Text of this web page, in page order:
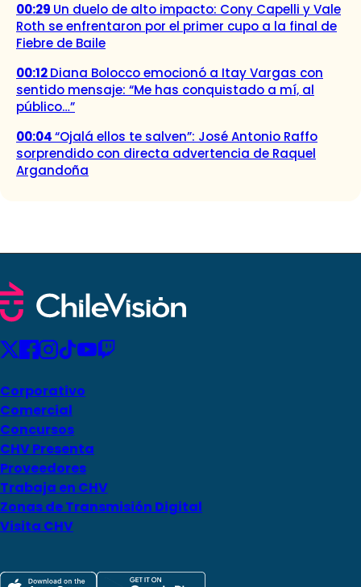
00:29 Un duelo de alto impacto: Cony Capelli y Vale
Roth se enfrentaron por el primer cupo a la final de
Fiebre de Baile
00:12Diana Bolocco emocionó a Itay Vargas con
sentido mensaje: “Me has conquistado a mí, al
público…”
00:04“Ojalá ellos te salven”: José Antonio Raffo
sorprendido con directa advertencia de Raquel
Argandoña
Corporativo
Comercial
Concursos
CHV Presenta
Proveedores
Trabaja en CHV
Zonas de Transmisión Digital
Visita CHV